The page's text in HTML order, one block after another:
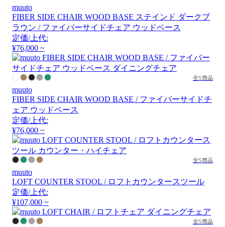
muuto
FIBER SIDE CHAIR WOOD BASE ステインド ダークブ
ラウン / ファイバーサイドチェア ウッドベース
定価/上代:
¥76,000 ~
全5商品
muuto
FIBER SIDE CHAIR WOOD BASE / ファイバーサイドチ
ェア ウッドベース
定価/上代:
¥76,000 ~
全5商品
muuto
LOFT COUNTER STOOL / ロフトカウンタースツール
定価/上代:
¥107,000 ~
全5商品